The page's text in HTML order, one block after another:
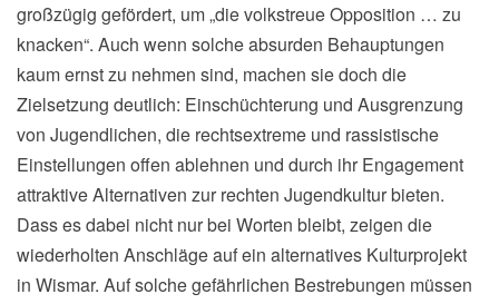
großzügig gefördert, um „die volkstreue Opposition … zu
knacken“. Auch wenn solche absurden Behauptungen
kaum ernst zu nehmen sind, machen sie doch die
Zielsetzung deutlich: Einschüchterung und Ausgrenzung
von Jugendlichen, die rechtsextreme und rassistische
Einstellungen offen ablehnen und durch ihr Engagement
attraktive Alternativen zur rechten Jugendkultur bieten.
Dass es dabei nicht nur bei Worten bleibt, zeigen die
wiederholten Anschläge auf ein alternatives Kulturprojekt
in Wismar. Auf solche gefährlichen Bestrebungen müssen